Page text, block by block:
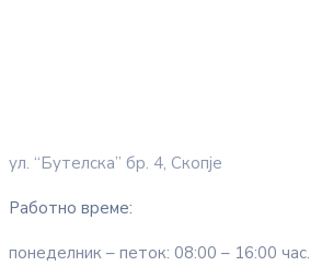
ул. “Бутелска” бр. 4, Скопје
Работно време:
понеделник – петок: 08:00 – 16:00 час.